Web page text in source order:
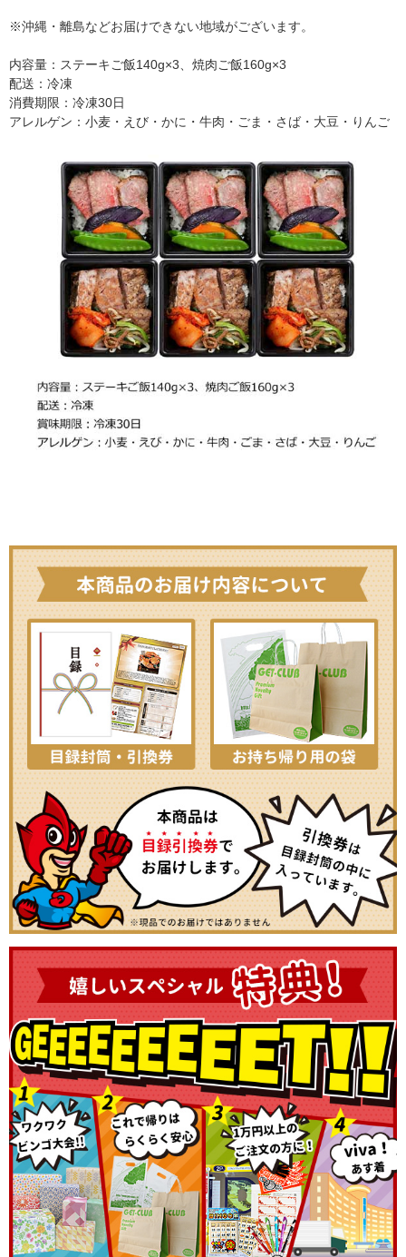
※沖縄・離島などお届けできない地域がございます。
内容量：ステーキご飯140g×3、焼肉ご飯160g×3
配送：冷凍
消費期限：冷凍30日
アレルゲン：小麦・えび・かに・牛肉・ごま・さば・大豆・りんご